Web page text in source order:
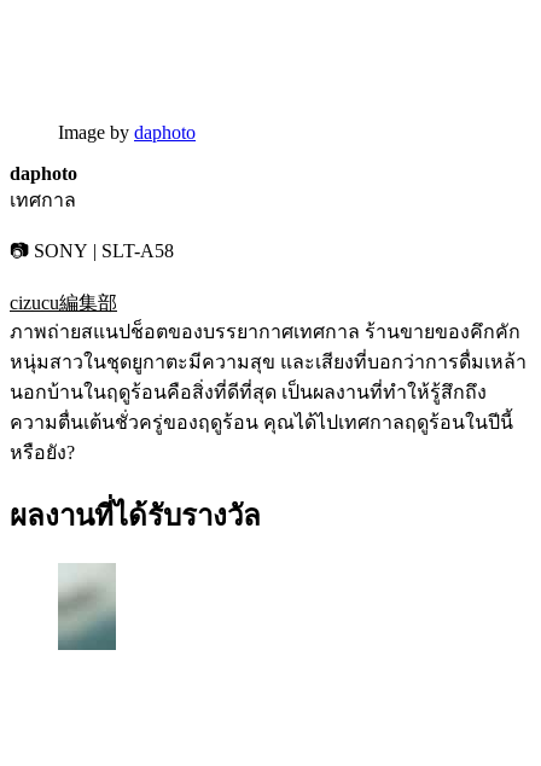
Image by daphoto
daphoto
เทศกาล
📷 SONY | SLT-A58
cizucu編集部
ภาพถ่ายสแนปช็อตของบรรยากาศเทศกาล ร้านขายของคึกคัก
หนุ่มสาวในชุดยูกาตะมีความสุข และเสียงที่บอกว่าการดื่มเหล้า
นอกบ้านในฤดูร้อนคือสิ่งที่ดีที่สุด เป็นผลงานที่ทำให้รู้สึกถึง
ความตื่นเต้นชั่วครู่ของฤดูร้อน คุณได้ไปเทศกาลฤดูร้อนในปีนี้
หรือยัง?
ผลงานที่ได้รับรางวัล